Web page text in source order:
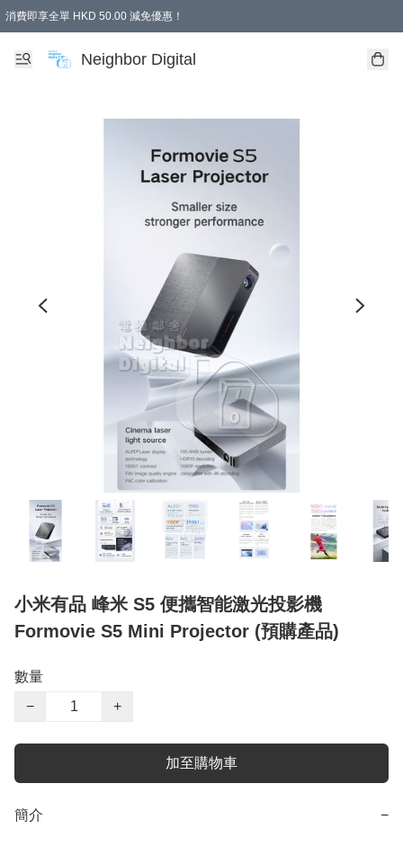
消費即享全單 HKD 50.00 減免優惠！
Neighbor Digital
小米有品 峰米 S5 便攜智能激光投影機
Formovie S5 Mini Projector (預購產品)
數量
−
+
加至購物車
簡介 −